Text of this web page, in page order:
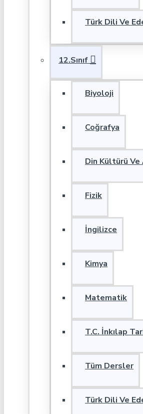
Türk Dili Ve
12.Sınıf
Biyoloji
Coğrafya
Din Kültürü
Fizik
İngilizce
Kimya
Matematik
T.C. İnkılap
Tüm Dersler
Türk Dili Ve